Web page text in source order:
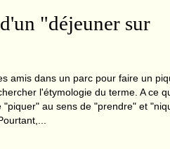
"déjeuner sur
amis dans un parc pour faire un
l'étymologie du terme. A ce
au sens de "prendre" et